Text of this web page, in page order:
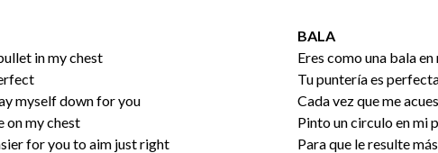
in my chest
myself down for you
on my chest
for you to aim just right
BALA
Eres como una bala
Tu puntería es
Cada vez que me
Pinto un circulo en mi
Para que le resulte